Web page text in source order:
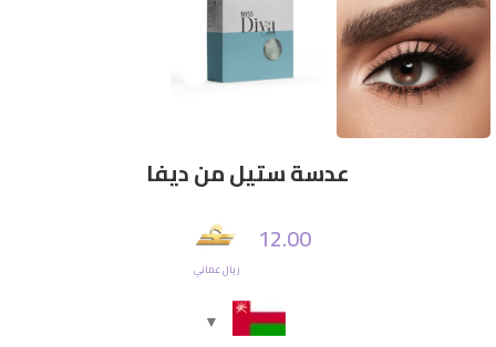
عدسة ستيل من ديفا
12.00
ريال عماني